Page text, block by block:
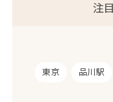
注
東京 品川駅